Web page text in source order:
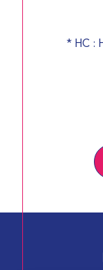
* HC :